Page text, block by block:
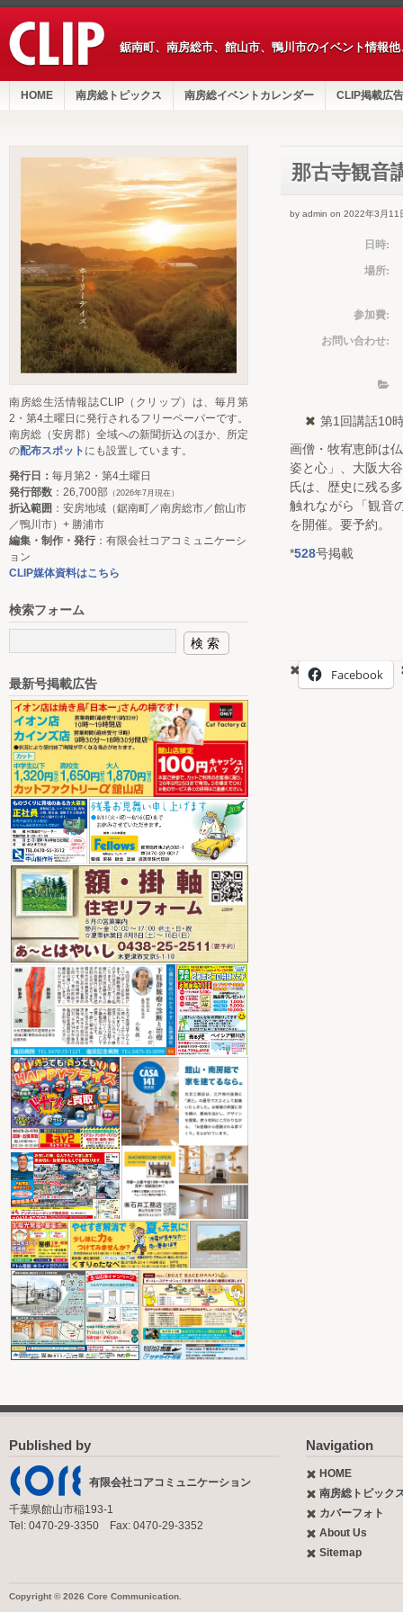
鋸南町、南房総市、館山市、鴨川市のイベント情報
HOME 南房総トピックス 南房総イベントカレンダー CLIP掲載広告
那古寺観音
by admin on 2022年3月11
日時:
場所:
参加費:
お問い合わせ:
第1回講話10
画僧・牧宥恵師は
姿と心」、大阪大
氏は、歴史に残る
触れながら「観音
を開催。要予約。
*528号掲載
Facebook
南房総生活情報誌CLIP（クリップ）は、毎月第
2・第4土曜日に発行されるフリーペーパーです。
南房総（安房郡）全域への新聞折込のほか、所定
の配布スポット にも設置しています。
発行日： 毎月第2・第4土曜日
発行部数 ：26,700部 （2026年7月現在）
折込範囲 ：安房地域（鋸南町／南房総市／館山市
／鴨川市）+ 勝浦市
編集・制作・発行：有限会社コアコミュニケーシ
ョン
CLIP媒体資料はこちら
検索フォーム
最新号掲載広告
Published by
有限会社コアコミュニケーション
千葉県館山市稲193-1
Tel: 0470-29-3350 Fax: 0470-29-3352
Navigation
HOME
南房総トピック
カバーフォト
About Us
Sitemap
Copyright © 2026 Core Communication.